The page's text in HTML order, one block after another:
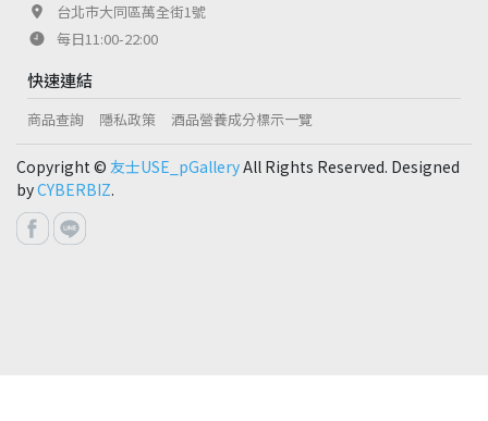
台北市大同區萬全街1號
每日11:00-22:00
快速連結
商品查詢 隱私政策 酒品營養成分標示一覽
Copyright © 友士USE_pGalleryAll Rights Reserved. Designed
byCYBERBIZ.